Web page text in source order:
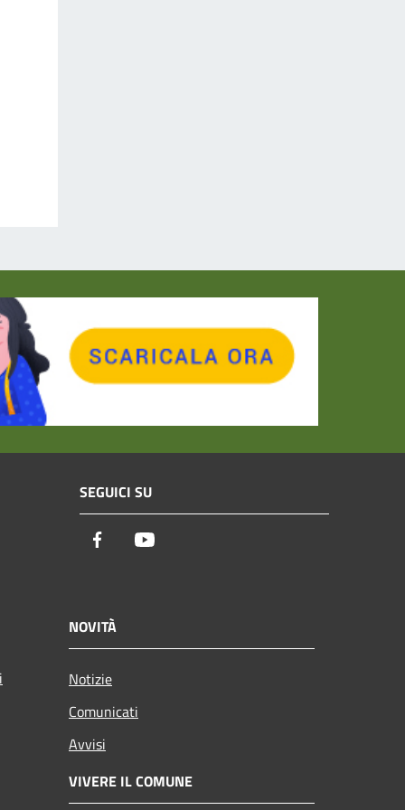
SEGUICI SU
Facebook
NOVITÀ
Notizie
Comunicati
Avvisi
VIVERE IL COMUNE